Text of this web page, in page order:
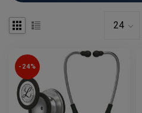
-24%